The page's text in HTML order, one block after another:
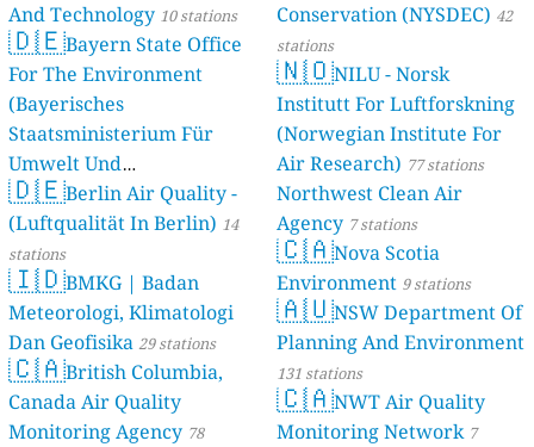
And Technology 10 stations
🇩🇪Bayern State Office
For The Environment
(Bayerisches
Staatsministerium Für
Umwelt Und
Verbraucherschutz) - LfU
46 stations
🇩🇪Berlin Air Quality -
(Luftqualität In Berlin) 14
stations
🇮🇩BMKG | Badan
Meteorologi, Klimatologi
Dan Geofisika 29 stations
🇨🇦British Columbia,
Canada Air Quality
Monitoring Agency 78
Conservation (NYSDEC) 42
stations
🇳🇴NILU - Norsk
Institutt For Luftforskning
(Norwegian Institute For
Air Research) 77 stations
Northwest Clean Air
Agency 7 stations
🇨🇦Nova Scotia
Environment 9 stations
🇦🇺NSW Department Of
Planning And Environment
131 stations
🇨🇦NWT Air Quality
Monitoring Network 7